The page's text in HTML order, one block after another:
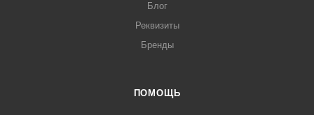
Блог
Реквизиты
Бренды
ПОМОЩЬ